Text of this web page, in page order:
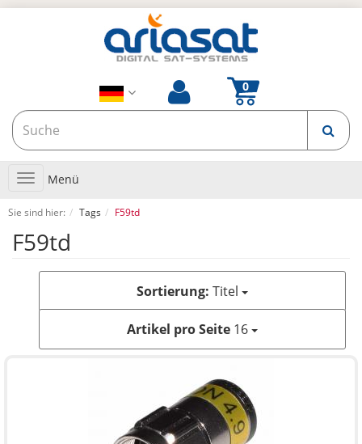
Toggle
navigation
Menü
Sie sind hier: Tags F59td
F59td
Sortierung: Titel
Artikel pro Seite 16